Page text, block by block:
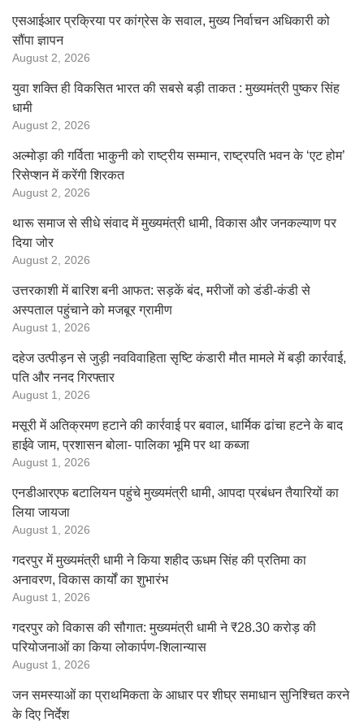
एसआईआर प्रक्रिया पर कांग्रेस के सवाल, मुख्य निर्वाचन अधिकारी को
सौंपा ज्ञापन
August 2, 2026
युवा शक्ति ही विकसित भारत की सबसे बड़ी ताकत : मुख्यमंत्री पुष्कर सिंह
धामी
August 2, 2026
अल्मोड़ा की गर्विता भाकुनी को राष्ट्रीय सम्मान, राष्ट्रपति भवन के ‘एट होम’
रिसेप्शन में करेंगी शिरकत
August 2, 2026
थारू समाज से सीधे संवाद में मुख्यमंत्री धामी, विकास और जनकल्याण पर
दिया जोर
August 2, 2026
उत्तरकाशी में बारिश बनी आफत: सड़कें बंद, मरीजों को डंडी-कंडी से
अस्पताल पहुंचाने को मजबूर ग्रामीण
August 1, 2026
दहेज उत्पीड़न से जुड़ी नवविवाहिता सृष्टि कंडारी मौत मामले में बड़ी कार्रवाई,
पति और ननद गिरफ्तार
August 1, 2026
मसूरी में अतिक्रमण हटाने की कार्रवाई पर बवाल, धार्मिक ढांचा हटने के बाद
हाईवे जाम, प्रशासन बोला- पालिका भूमि पर था कब्जा
August 1, 2026
एनडीआरएफ बटालियन पहुंचे मुख्यमंत्री धामी, आपदा प्रबंधन तैयारियों का
लिया जायजा
August 1, 2026
गदरपुर में मुख्यमंत्री धामी ने किया शहीद ऊधम सिंह की प्रतिमा का
अनावरण, विकास कार्यों का शुभारंभ
August 1, 2026
गदरपुर को विकास की सौगात: मुख्यमंत्री धामी ने ₹28.30 करोड़ की
परियोजनाओं का किया लोकार्पण-शिलान्यास
August 1, 2026
जन समस्याओं का प्राथमिकता के आधार पर शीघ्र समाधान सुनिश्चित करने
के दिए निर्देश